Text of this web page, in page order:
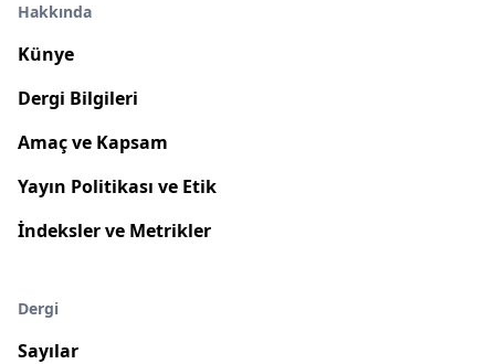
Hakkında
Künye
Dergi Bilgileri
Amaç ve Kapsam
Yayın Politikası ve Etik
İndeksler ve Metrikler
Dergi
Sayılar